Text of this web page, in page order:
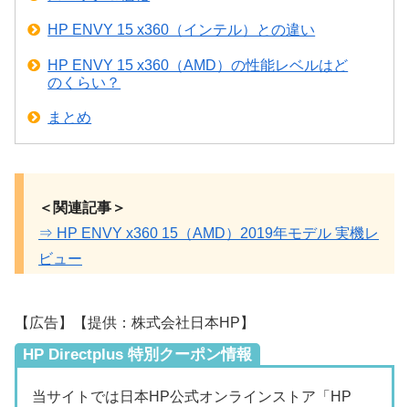
HP ENVY 15 x360（インテル）との違い
HP ENVY 15 x360（AMD）の性能レベルはど
のくらい？
まとめ
＜関連記事＞
⇒ HP ENVY x360 15（AMD）2019年モデル 実機レ
ビュー
【広告】【提供：株式会社日本HP】
HP Directplus 特別クーポン情報
当サイトでは日本HP公式オンラインストア「HP